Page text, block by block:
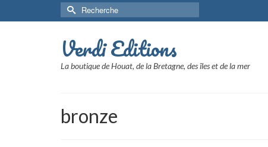
Rechercher :
Verdi Editions
La boutique de Houat, de la Bretagne, des îles et de la mer
bronze